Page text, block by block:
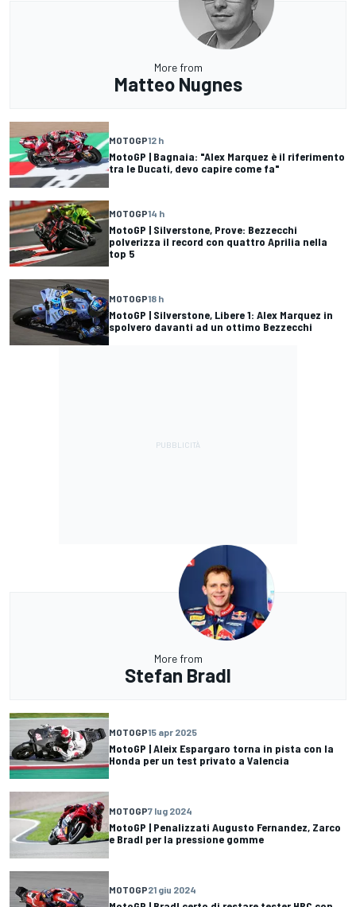
More from
Matteo Nugnes
MOTOGP12 h
MotoGP | Bagnaia: "Alex Marquez è il riferimento
tra le Ducati, devo capire come fa"
MOTOGP14 h
MotoGP | Silverstone, Prove: Bezzecchi
polverizza il record con quattro Aprilia nella
top 5
MOTOGP18 h
MotoGP | Silverstone, Libere 1: Alex Marquez in
spolvero davanti ad un ottimo Bezzecchi
More from
Stefan Bradl
MOTOGP15 apr 2025
MotoGP | Aleix Espargaro torna in pista con la
Honda per un test privato a Valencia
MOTOGP7 lug 2024
MotoGP | Penalizzati Augusto Fernandez, Zarco
e Bradl per la pressione gomme
MOTOGP21 giu 2024